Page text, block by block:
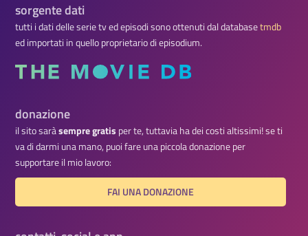
sorgente dati
tutti i dati delle serie tv ed episodi sono ottenuti dal databasetmdb
ed importati in quello proprietario di episodium.
donazione
il sito saràsempre gratis per te, tuttavia ha dei costi altissimi! se ti
va di darmi una mano, puoi fare una piccola donazione per
supportare il mio lavoro:
FAI UNA DONAZIONE